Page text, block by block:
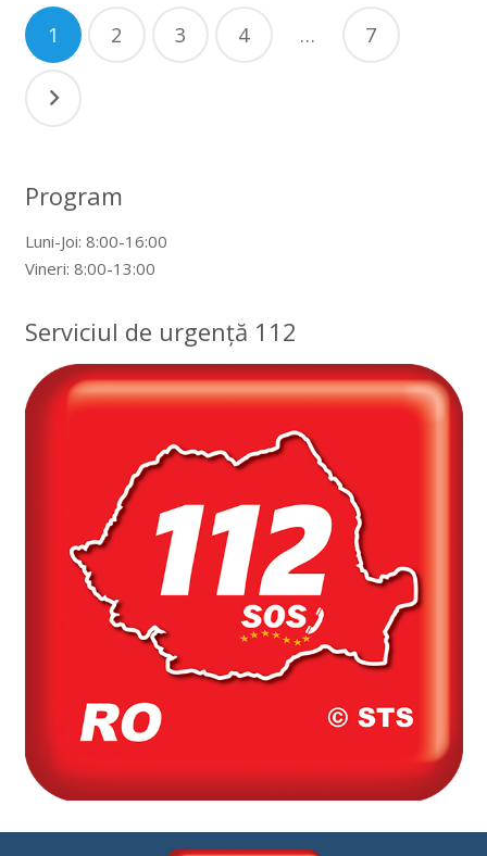
Navigare
în
articole
1 2 3 4 … 7
Program
Luni-Joi: 8:00-16:00
Vineri: 8:00-13:00
Serviciul de urgență 112